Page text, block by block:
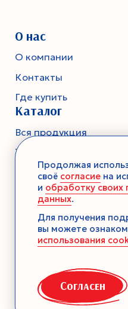
О нас
О компании
Контакты
Где купить
Каталог
Вся продукция
Тесто
Смеси-помощники
Ароматика
Десерты без выпечки
Консервация
Семена
Продолжая
своё согласие на
и обработку своих
данных.
Для получения
вы можете
использования
Согласен